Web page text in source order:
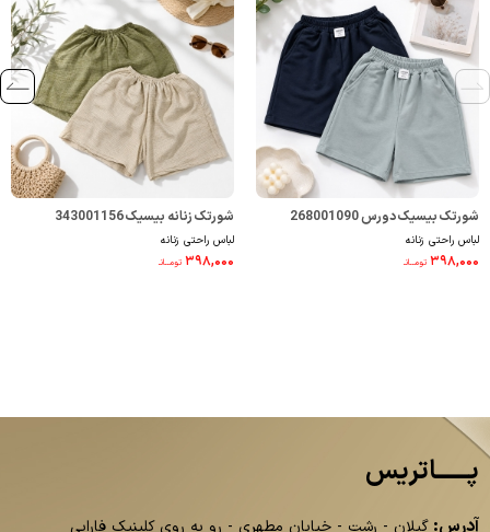
شورتک بیسیک دورس 268001090
لباس راحتی زنانه
۳۹۸,۰۰۰ تومــانـ
شورتک زنانه بیسیک 343001156
لباس راحتی زنانه
۳۹۸,۰۰۰ تومــانـ
پــــــاتریس
آدرس: گیلان - رشت - خیابان مطهری - رو به روی کلینیک فارابی